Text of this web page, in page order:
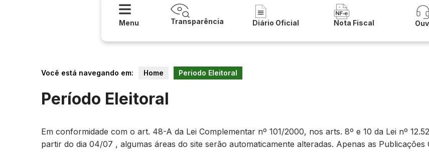
Menu Transparência Diário Oficial Nota Fiscal
Você está navegando em: Home Periodo Eleitoral
Período Eleitoral
Em conformidade com o art. 48-A da Lei Complementar nº 101/2000, nos arts. 8º e 10 da Lei nº
partir do dia 04/07 , algumas áreas do site serão automaticamente alteradas. Apenas as